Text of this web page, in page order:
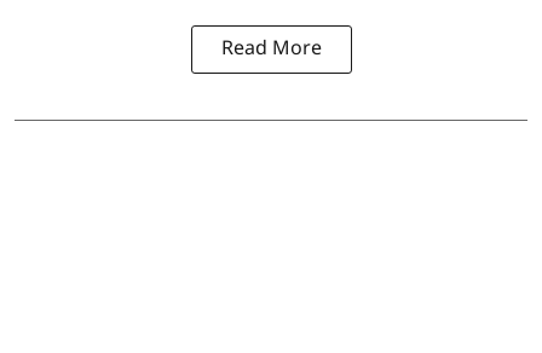
Read More